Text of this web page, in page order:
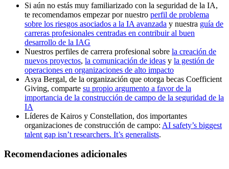
Si aún no estás muy familiarizado con la seguridad de la IA,
te recomendamos empezar por nuestro perfil de problema
sobre los riesgos asociados a la IA avanzada y nuestra guía de
carreras profesionales centradas en contribuir al buen
desarrollo de la IAG
Nuestros perfiles de carrera profesional sobre la creación de
nuevos proyectos, la comunicación de ideas y la gestión de
operaciones en organizaciones de alto impacto
Asya Bergal, de la organización que otorga becas Coefficient
Giving, comparte su propio argumento a favor de la
importancia de la construcción de campo de la seguridad de la
IA
Líderes de Kairos y Constellation, dos importantes
organizaciones de construcción de campo: AI safety’s biggest
talent gap isn’t researchers. It’s generalists.
Recomendaciones adicionales